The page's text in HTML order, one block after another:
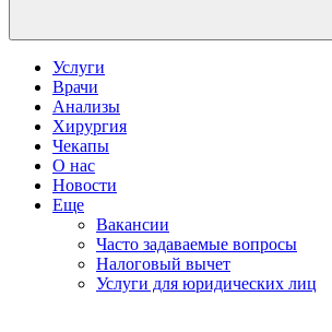
Услуги
Врачи
Анализы
Хирургия
Чекапы
О нас
Новости
Еще
Вакансии
Часто задаваемые вопросы
Налоговый вычет
Услуги для юридических лиц